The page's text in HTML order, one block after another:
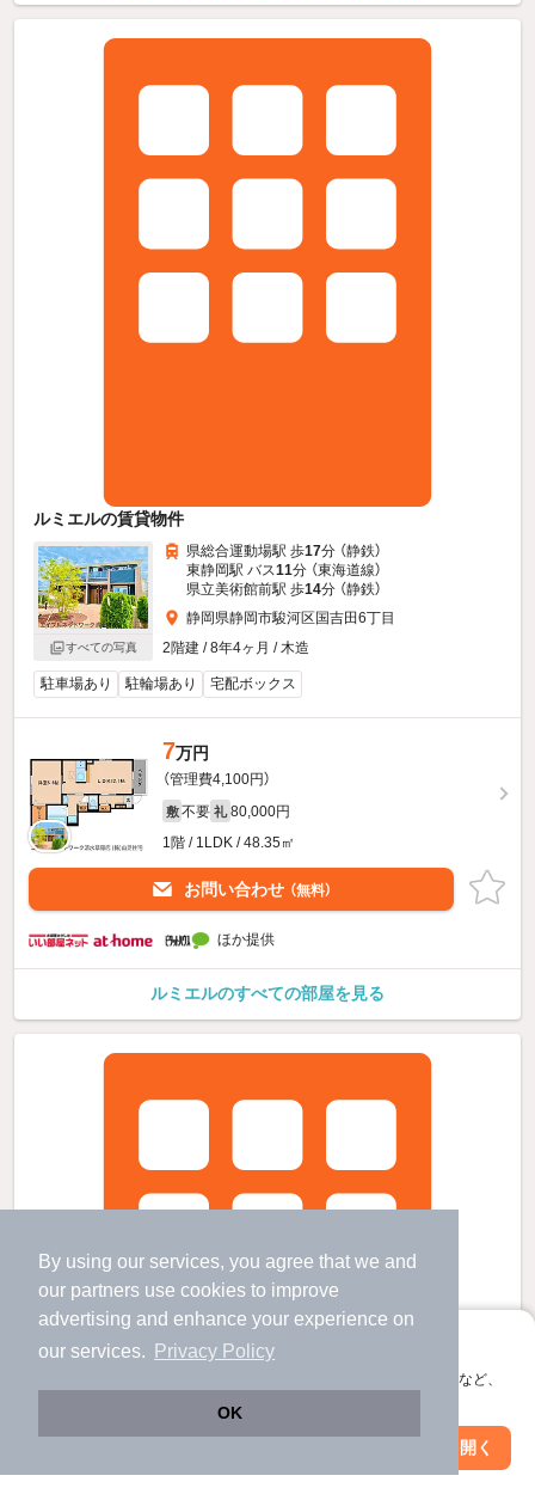
By using our services, you agree that we and
our partners use cookies to improve
advertising and enhance your experience on
our services.
Privacy Policy
OK
アプリに切り替えて、サクサクお部屋探し
会員登録なしですぐ使える。マップ検索やお気に入り保存など、
アプリを開く
ルミエルの賃貸物件
すべての写真
県総合運動場駅 歩17分 （静鉄）
東静岡駅 バス11分 （東海道線）
県立美術館前駅 歩14分 （静鉄）
静岡県静岡市駿河区国吉田6丁目
2階建 / 8年4ヶ月 / 木造
駐車場あり 駐輪場あり 宅配ボックス
7万円
（管理費4,100円）
敷 不要 礼 80,000円
1階 / 1LDK / 48.35㎡
お問い合わせ （無料）
ほか提供
ルミエルのすべての部屋を見る
絞り込み条件を変更